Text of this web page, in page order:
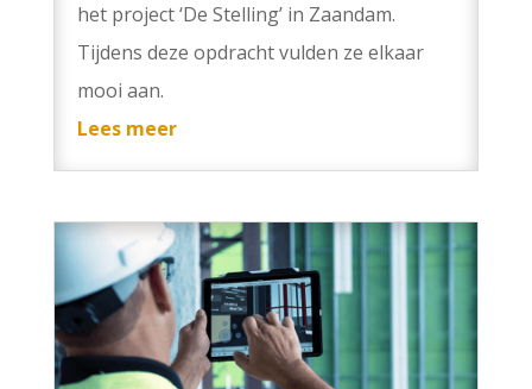
het project ‘De Stelling’ in Zaandam.
Tijdens deze opdracht vulden ze elkaar
mooi aan.
Lees meer